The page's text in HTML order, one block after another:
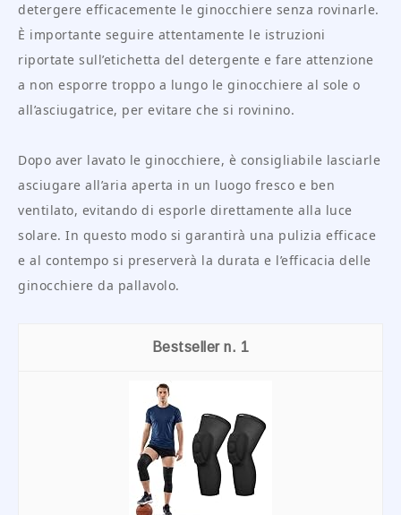
detergere efficacemente le ginocchiere senza rovinarle.
È importante seguire attentamente le istruzioni
riportate sull’etichetta del detergente e fare attenzione
a non esporre troppo a lungo le ginocchiere al sole o
all’asciugatrice, per evitare che si rovinino.
Dopo aver lavato le ginocchiere, è consigliabile lasciarle
asciugare all’aria aperta in un luogo fresco e ben
ventilato, evitando di esporle direttamente alla luce
solare. In questo modo si garantirà una pulizia efficace
e al contempo si preserverà la durata e l’efficacia delle
ginocchiere da pallavolo.
1